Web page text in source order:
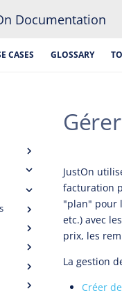
Documentation
CASES GLOSSARY
JustOn
facturation
"plan" pour
etc.) avec
prix, les
La gestion
Créer